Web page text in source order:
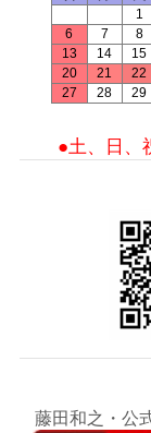
1
6
7 8
13
14 15
20
21 22
27
28 29
●土、日、
藤田和之・公